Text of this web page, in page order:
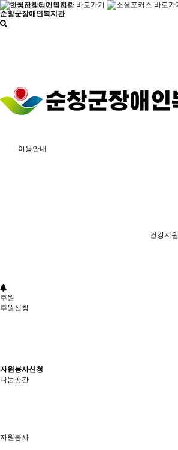
순창군장애인복지관
이용안내
건강지원
후원
후원신청
자원봉사신청
나눔공간
자원봉사